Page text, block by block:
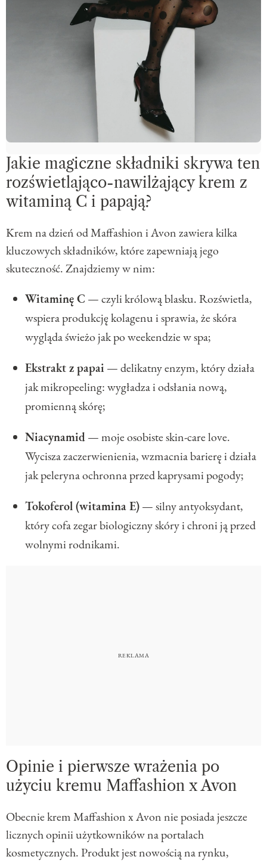
Jakie magiczne składniki skrywa ten
rozświetlająco-nawilżający krem z
witaminą C i papają?
Krem na dzień od Maffashion i Avon zawiera kilka
kluczowych składników, które zapewniają jego
skuteczność. Znajdziemy w nim:
Witaminę C — czyli królową blasku. Rozświetla,
wspiera produkcję kolagenu i sprawia, że skóra
wygląda świeżo jak po weekendzie w spa;
Ekstrakt z papai — delikatny enzym, który działa
jak mikropeeling: wygładza i odsłania nową,
promienną skórę;
Niacynamid— moje osobiste skin-care love.
Wycisza zaczerwienienia, wzmacnia barierę i działa
jak peleryna ochronna przed kaprysami pogody;
Tokoferol (witamina E)— silny antyoksydant,
który cofa zegar biologiczny skóry i chroni ją przed
wolnymi rodnikami.
Opinie i pierwsze wrażenia po
użyciu kremu Maffashion x Avon
Obecnie krem Maffashion x Avon nie posiada jeszcze
licznych opinii użytkowników na portalach
kosmetycznych. Produkt jest nowością na rynku,